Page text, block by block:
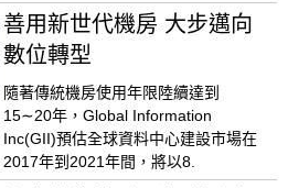
善用新世代機房 大步邁向
數位轉型
隨著傳統機房使用年限陸續達到
15∼20年，Global Information
Inc(GII)預估全球資料中心建設市場在
2017年到2021年間，將以8.